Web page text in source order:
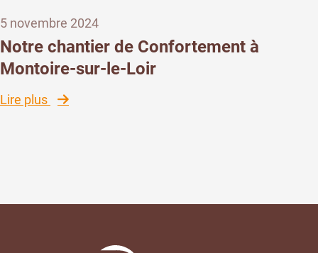
5 novembre 2024
Notre chantier de Confortement à
Montoire-sur-le-Loir
Lire plus: